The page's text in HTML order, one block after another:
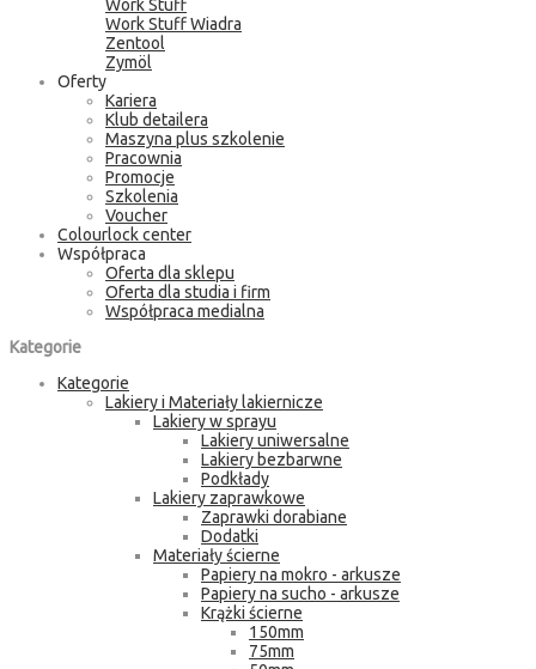
Work Stuff
Work Stuff Wiadra
Zentool
Zymöl
Oferty
Kariera
Klub detailera
Maszyna plus szkolenie
Pracownia
Promocje
Szkolenia
Voucher
Colourlock center
Współpraca
Oferta dla sklepu
Oferta dla studia i firm
Współpraca medialna
Kategorie
Kategorie
Lakiery i Materiały lakiernicze
Lakiery w sprayu
Lakiery uniwersalne
Lakiery bezbarwne
Podkłady
Lakiery zaprawkowe
Zaprawki dorabiane
Dodatki
Materiały ścierne
Papiery na mokro - arkusze
Papiery na sucho - arkusze
Krążki ścierne
150mm
75mm